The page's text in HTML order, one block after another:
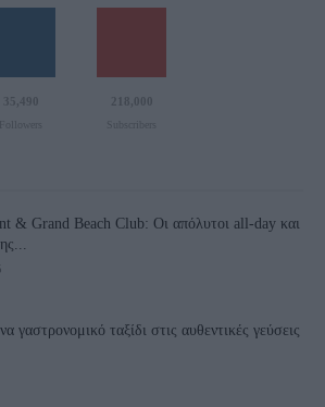
35,490 218,000
& Grand Beach Club: Οι απόλυτοι all-day και
γαστρονομικό ταξίδι στις αυθεντικές γεύσεις